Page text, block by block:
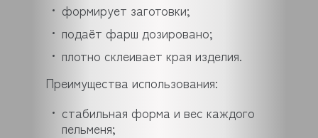
формирует заготовки;
подаёт фарш дозировано;
плотно склеивает края изделия.
Преимущества использования:
стабильная форма и вес каждого
пельменя;